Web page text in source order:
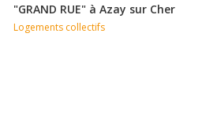
"GRAND RUE" à Azay sur Cher
Logements collectifs